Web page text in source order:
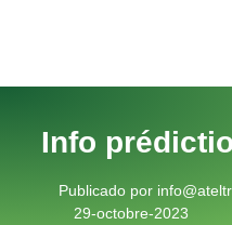
Info
Publicado por
29-octobre-2023